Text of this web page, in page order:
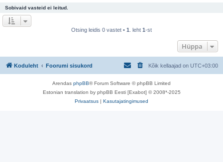
Sobivaid vasteid ei leitud.
Otsing leidis 0 vastet • 1 . leht 1-st
Hüppa
Koduleht Foorumi sisukord Kõik kellaajad on UTC+03:00
Arendas phpBB® Forum Software © phpBB Limited
Estonian translation by phpBB Eesti [Exabot] © 2008*-2025
Privaatsus | Kasutajatingimused